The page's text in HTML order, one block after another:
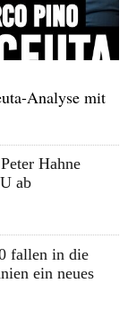
Analyse mit
Hahne
ab
fallen in die
ein neues